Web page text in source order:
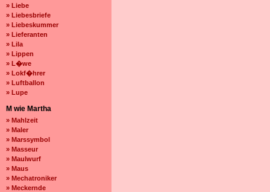
» Liebe
» Liebesbriefe
» Liebeskummer
» Lieferanten
» Lila
» Lippen
» L�we
» Lokf�hrer
» Luftballon
» Lupe
M wie Martha
» Mahlzeit
» Maler
» Marssymbol
» Masseur
» Maulwurf
» Maus
» Mechatroniker
» Meckernde